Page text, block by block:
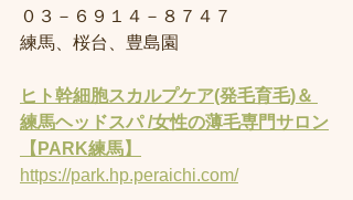
０３－６９１４－８７４７
練馬、桜台、豊島園
ヒト幹細胞スカルプケア(発毛育毛)＆
練馬ヘッドスパ /女性の薄毛専門サロン
【PARK練馬】
https://park.hp.peraichi.com/